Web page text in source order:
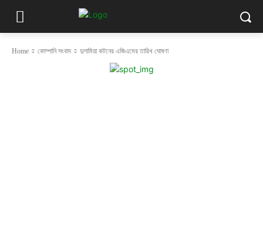
Home কোম্পানি সংবাদ দুলামিয়া কটনের এজিএমের তারিখ ঘোষণা